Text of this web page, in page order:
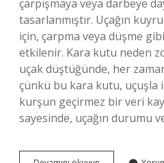
çarpışmaya veya darbeye
tasarlanmıştır. Uçağın
için, çarpma veya düşme
etkilenir. Kara kutu neden
uçak düştüğünde, her
çünkü bu kara kutu, uçuşla
kurşun geçirmez bir veri
sayesinde, uçağın durumu